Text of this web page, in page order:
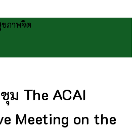
ม The ACAI
Meeting on the